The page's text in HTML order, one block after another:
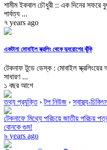
শামীম ইকবাল চৌধুরী :: এক দিনের সফরে
পার্বত্য ...
৭ years ago
একটানা মোবাইল স্ক্রলিং থেকে হৃদরোগের ঝুঁকি
টেকনাফ টুডে ডেস্ক : মোবাইল স্ক্রলিংয়ের
সাধারণ ...
১ বছর আগে
তথ্য প্রযুক্তি›টপ নিউজ ›স্বাস্থ্য-
টেকনাফে মিথ্যে পরিচয়ে জাতীয় পরিচয়
বোনকে গুম!
৯ years ago